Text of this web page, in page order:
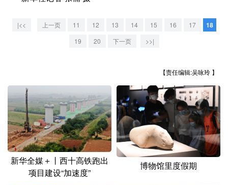
天津 河北 山西
江西
山东 河南 湖北 湖南
广东 广西 海南 重庆
四川 贵州 云南 西藏
陕西 甘肃 青海 宁夏
新疆 内蒙古
|<< 上一页 11 12 13 14 15 16 17 18
19 20 下一页 >>|
【责任编辑:吴咏玲 】
新华全媒＋丨西十高铁跑出
项目建设“加速度”
博物馆里度假期